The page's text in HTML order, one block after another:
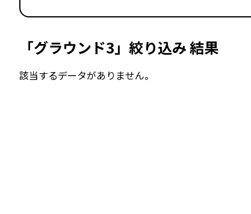
「グラウンド3」絞り込み 結果
該当するデータがありません。